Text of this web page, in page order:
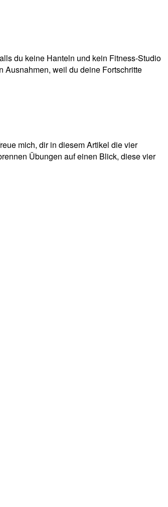
du keine Hanteln und kein Fitness-Studio
Ausnahmen, weil du deine Fortschritte
mich, dir in diesem Artikel die vier
Übungen auf einen Blick, diese vier